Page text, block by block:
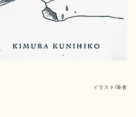
イラスト/筆者